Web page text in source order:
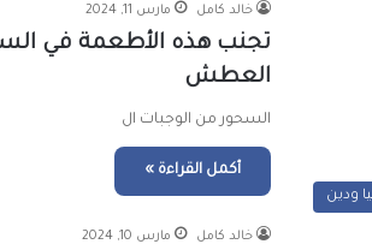
خالد كامل مارس 11, 2024
تجنب هذه الأطعمة في
العطش
السحور من الوجبات ال
أكمل القراءة »
ودين
خالد كامل مارس 10, 2024